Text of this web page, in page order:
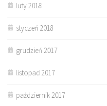
luty 2018
styczeń 2018
grudzień 2017
listopad 2017
październik 2017